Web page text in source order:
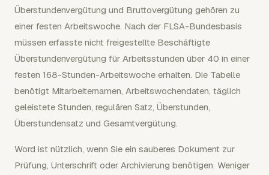
Überstundenvergütung und Bruttovergütung gehören zu
einer festen Arbeitswoche. Nach der FLSA-Bundesbasis
müssen erfasste nicht freigestellte Beschäftigte
Überstundenvergütung für Arbeitsstunden über 40 in einer
festen 168-Stunden-Arbeitswoche erhalten. Die Tabelle
benötigt Mitarbeiternamen, Arbeitswochendaten, täglich
geleistete Stunden, regulären Satz, Überstunden,
Überstundensatz und Gesamtvergütung.
Word ist nützlich, wenn Sie ein sauberes Dokument zur
Prüfung, Unterschrift oder Archivierung benötigen. Weniger